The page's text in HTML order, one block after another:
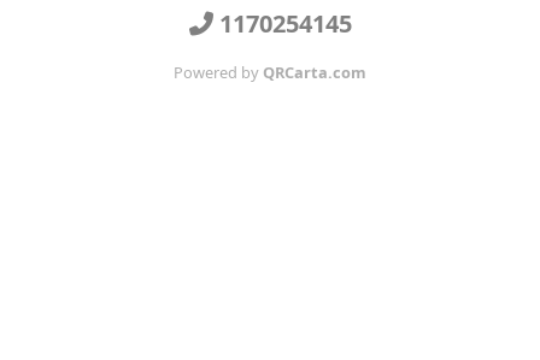
1170254145
Powered by QRCarta.com